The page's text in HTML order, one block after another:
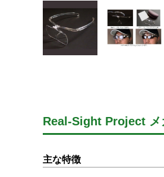
Real-Sight Project メ
主な特徴